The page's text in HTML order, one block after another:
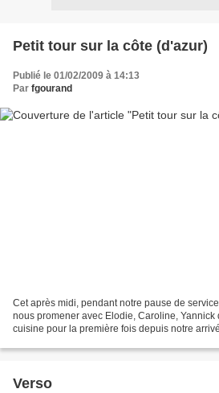
Petit tour sur la côte (d'azur)
Publié le 01/02/2009 à 14:13
Par fgourand
Cet après midi, pendant notre pause de
nous promener avec Elodie, Caroline,
cuisine pour la première fois depuis notre
Verso